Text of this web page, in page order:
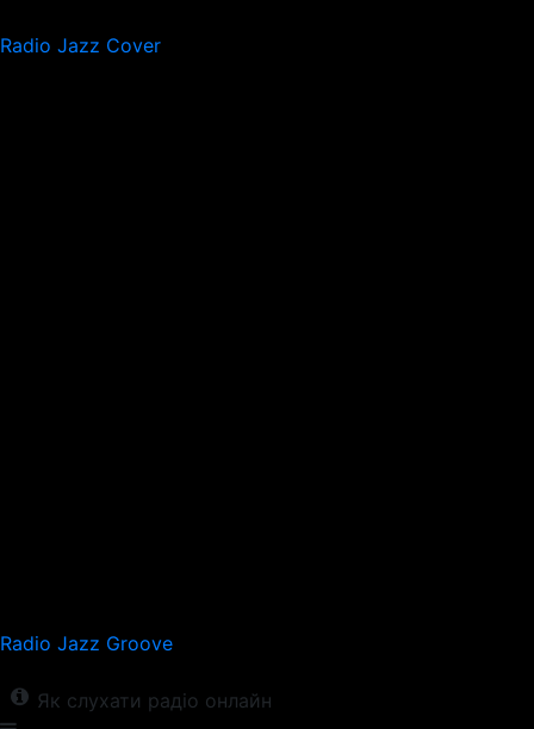
Radio Jazz Cover
Radio Jazz Groove
Як слухати радіо онлайн